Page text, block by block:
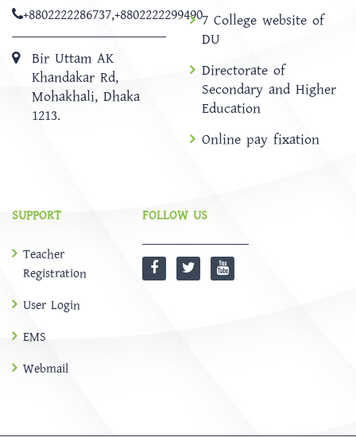
+8802222286737,+8802222299490
Bir Uttam AK
Khandakar Rd,
Mohakhali, Dhaka
1213.
7 College website of
DU
Directorate of
Secondary and Higher
Education
Online pay fixation
SUPPORT
Teacher
Registration
User Login
EMS
Webmail
FOLLOW US